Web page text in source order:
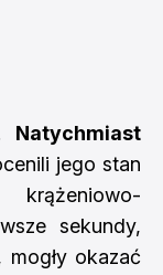
Natychmiast
jego stan
sekundy,
okazać